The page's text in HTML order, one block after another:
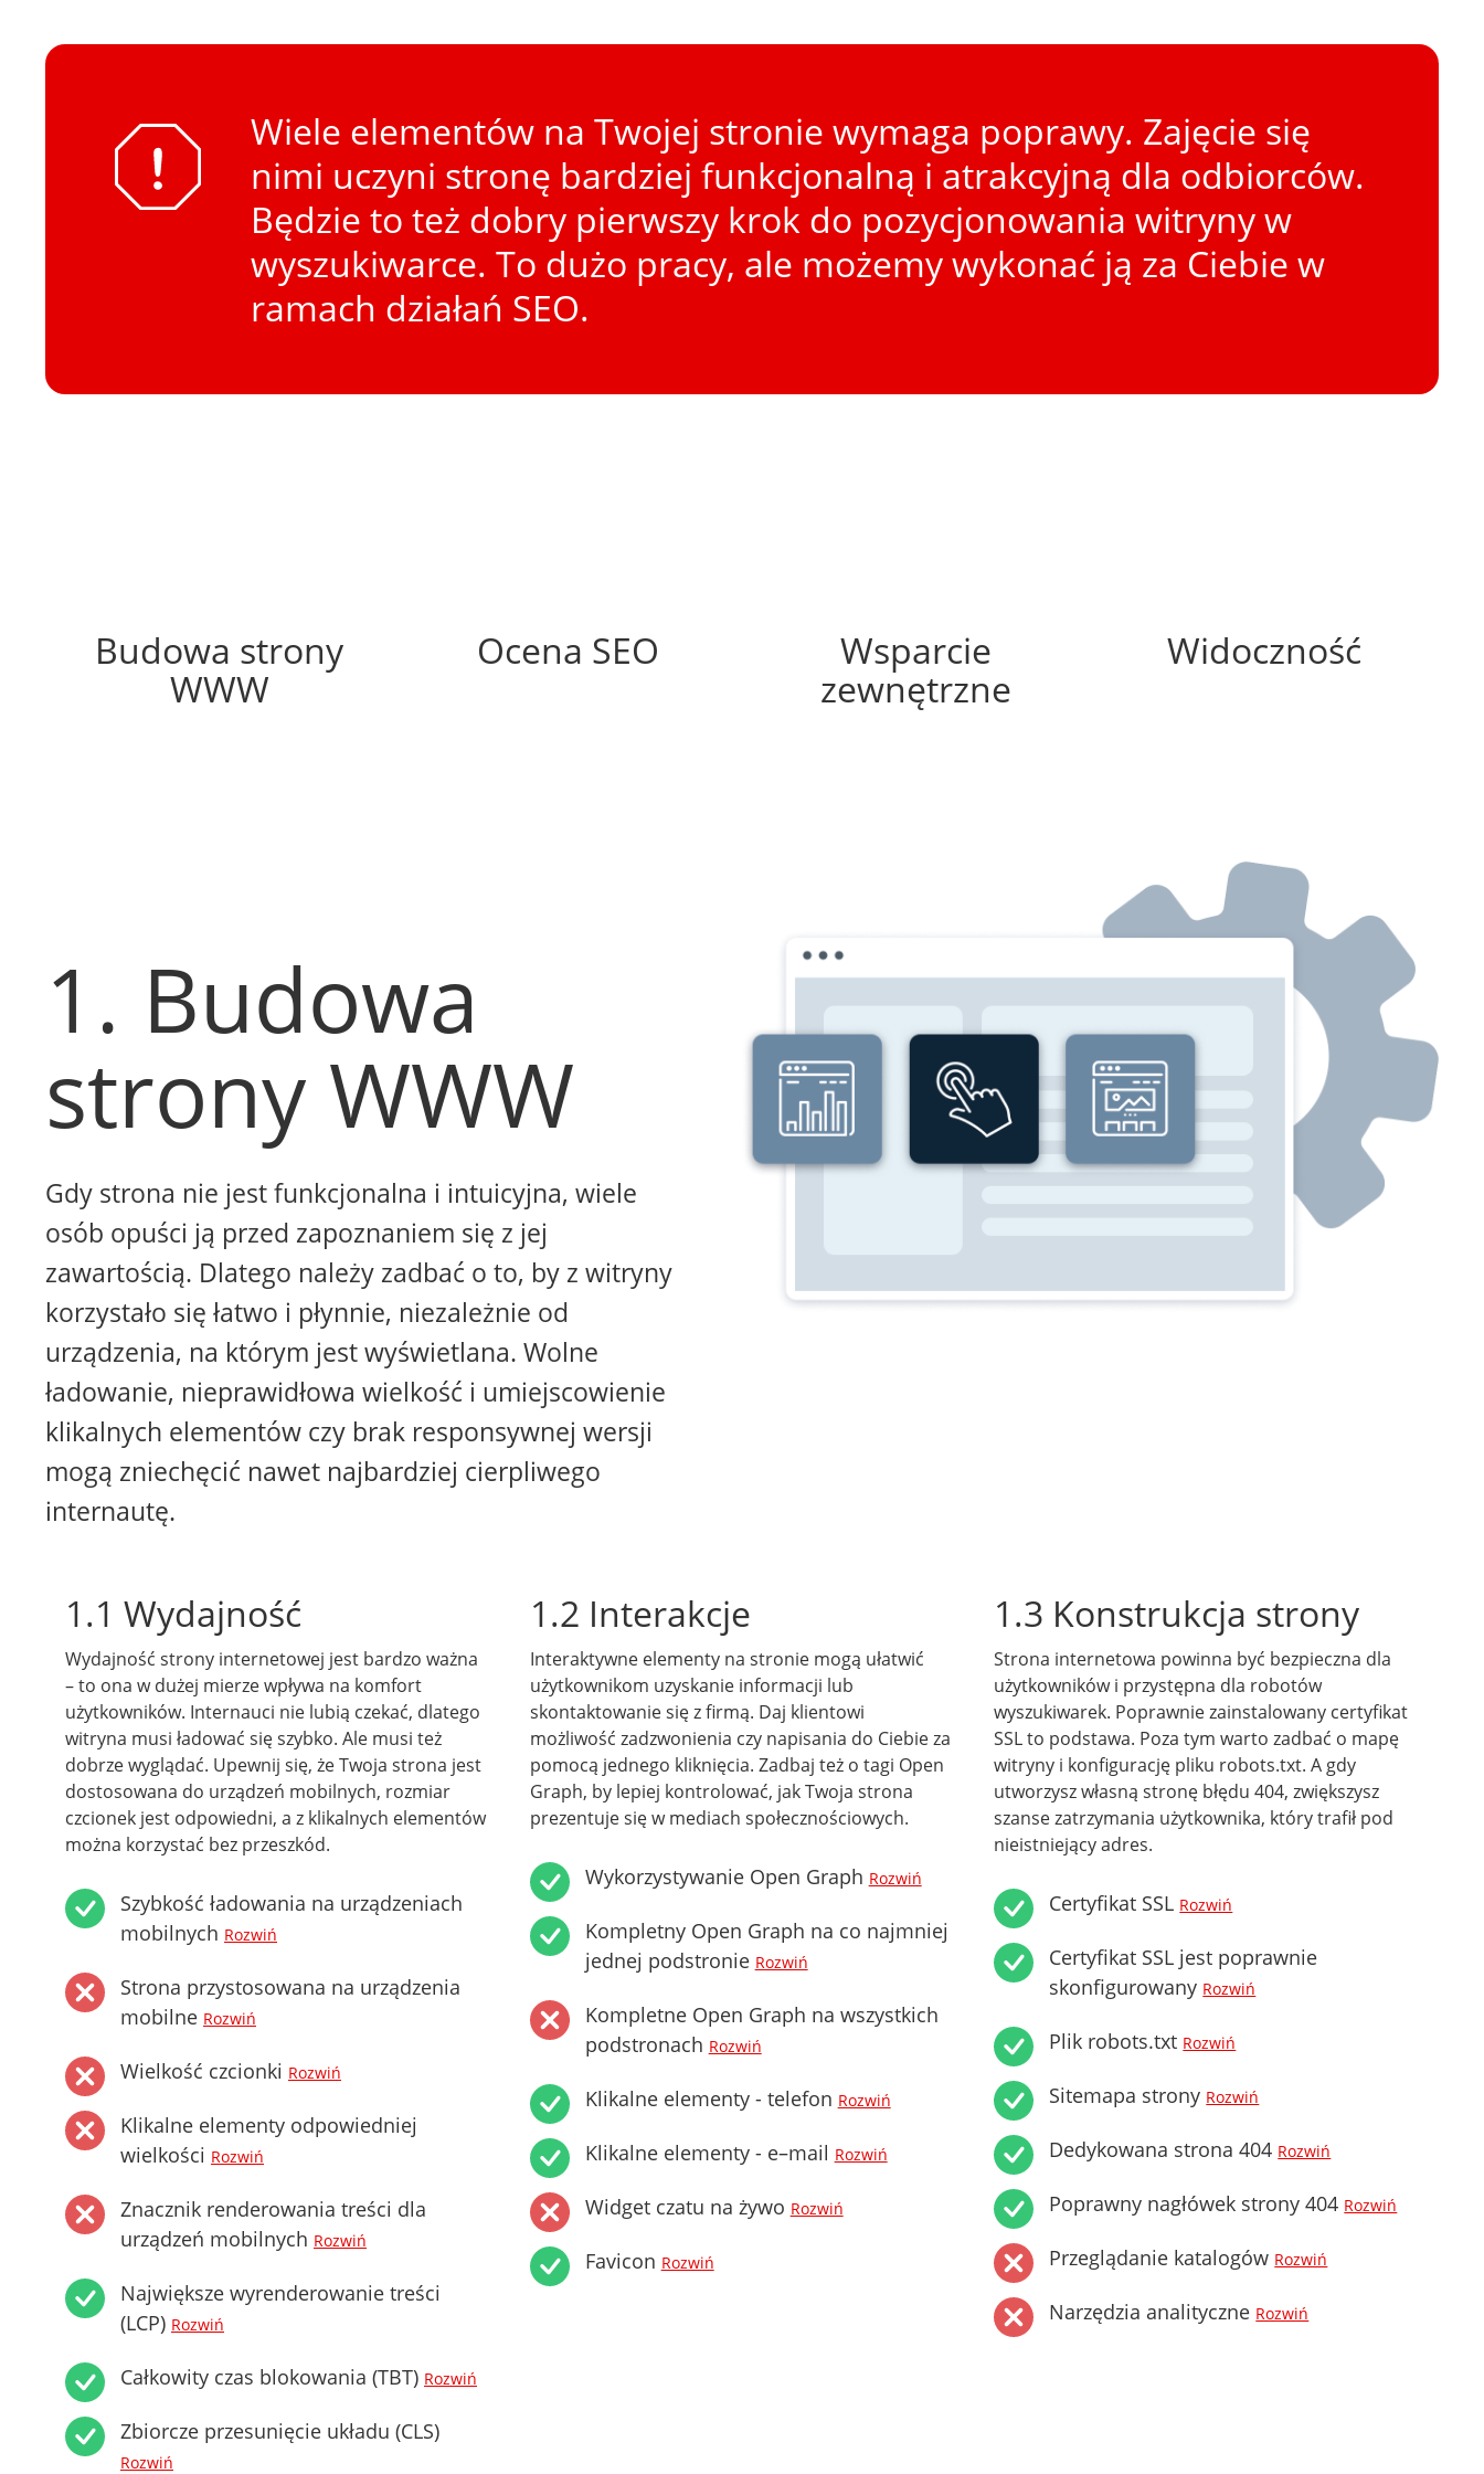
Wiele elementów na Twojej stronie wymaga poprawy. Zajęcie się
nimi uczyni stronę bardziej funkcjonalną i atrakcyjną dla odbiorców.
Będzie to też dobry pierwszy krok do pozycjonowania witryny w
wyszukiwarce. To dużo pracy, ale możemy wykonać ją za Ciebie w
ramach działań SEO.
Budowa strony
WWW
Ocena SEO
Wsparcie
zewnętrzne
Widoczność
1. Budowa
strony WWW
Gdy strona nie jest funkcjonalna i intuicyjna, wiele
osób opuści ją przed zapoznaniem się z jej
zawartością. Dlatego należy zadbać o to, by z witryny
korzystało się łatwo i płynnie, niezależnie od
urządzenia, na którym jest wyświetlana. Wolne
ładowanie, nieprawidłowa wielkość i umiejscowienie
klikalnych elementów czy brak responsywnej wersji
mogą zniechęcić nawet najbardziej cierpliwego
internautę.
1.1 Wydajność
Wydajność strony internetowej jest bardzo ważna
– to ona w dużej mierze wpływa na komfort
użytkowników. Internauci nie lubią czekać, dlatego
witryna musi ładować się szybko. Ale musi też
dobrze wyglądać. Upewnij się, że Twoja strona jest
dostosowana do urządzeń mobilnych, rozmiar
czcionek jest odpowiedni, a z klikalnych elementów
można korzystać bez przeszkód.
Szybkość ładowania na urządzeniach
mobilnych Rozwiń
Strona przystosowana na urządzenia
mobilne Rozwiń
Wielkość czcionki Rozwiń
Klikalne elementy odpowiedniej
wielkości Rozwiń
Znacznik renderowania treści dla
urządzeń mobilnych Rozwiń
Największe wyrenderowanie treści
(LCP) Rozwiń
Całkowity czas blokowania (TBT) Rozwiń
Zbiorcze przesunięcie układu (CLS)
Rozwiń
1.2 Interakcje
Interaktywne elementy na stronie mogą ułatwić
użytkownikom uzyskanie informacji lub
skontaktowanie się z firmą. Daj klientowi
możliwość zadzwonienia czy napisania do Ciebie za
pomocą jednego kliknięcia. Zadbaj też o tagi Open
Graph, by lepiej kontrolować, jak Twoja strona
prezentuje się w mediach społecznościowych.
Wykorzystywanie Open Graph Rozwiń
Kompletny Open Graph na co najmniej
jednej podstronie Rozwiń
Kompletne Open Graph na wszystkich
podstronach Rozwiń
Klikalne elementy - telefon Rozwiń
Klikalne elementy - e–mail Rozwiń
Widget czatu na żywo Rozwiń
Favicon Rozwiń
1.3 Konstrukcja strony
Strona internetowa powinna być bezpieczna dla
użytkowników i przystępna dla robotów
wyszukiwarek. Poprawnie zainstalowany certyfikat
SSL to podstawa. Poza tym warto zadbać o mapę
witryny i konfigurację pliku robots.txt. A gdy
utworzysz własną stronę błędu 404, zwiększysz
szanse zatrzymania użytkownika, który trafił pod
nieistniejący adres.
Certyfikat SSL Rozwiń
Certyfikat SSL jest poprawnie
skonfigurowany Rozwiń
Plik robots.txt Rozwiń
Sitemapa strony Rozwiń
Dedykowana strona 404 Rozwiń
Poprawny nagłówek strony 404 Rozwiń
Przeglądanie katalogów Rozwiń
Narzędzia analityczne Rozwiń